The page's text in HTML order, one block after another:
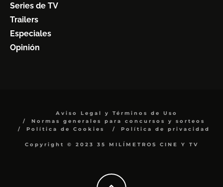
Series de TV
Trailers
Especiales
Opinión
Aviso Legal y Términos de Uso
Normas generales para concursos y sorteos
Política de Cookies
Política de privacidad
Copyright © 2023 35 MILÍMETROS CINE Y TV